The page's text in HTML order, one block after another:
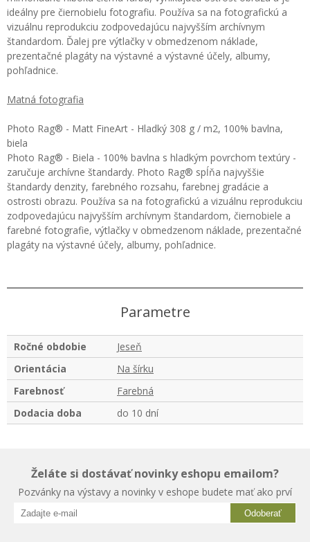
ideálny pre čiernobielu fotografiu. Používa sa na fotografickú a
vizuálnu reprodukciu zodpovedajúcu najvyšším archívnym
štandardom. Ďalej pre výtlačky v obmedzenom náklade,
prezentačné plagáty na výstavné a výstavné účely, albumy,
pohľadnice.
Matná fotografia
Photo Rag® - Matt FineArt - Hladký 308 g / m2, 100% bavlna,
biela
Photo Rag® - Biela - 100% bavlna s hladkým povrchom textúry -
zaručuje archívne štandardy. Photo Rag® spĺňa najvyššie
štandardy denzity, farebného rozsahu, farebnej gradácie a
ostrosti obrazu. Používa sa na fotografickú a vizuálnu reprodukciu
zodpovedajúcu najvyšším archívnym štandardom, čiernobiele a
farebné fotografie, výtlačky v obmedzenom náklade, prezentačné
plagáty na výstavné účely, albumy, pohľadnice.
Parametre
Ročné obdobie
Jeseň
Orientácia
Na šírku
Farebnosť
Farebná
Dodacia doba
do 10 dní
Želáte si dostávať novinky eshopu emailom?
Pozvánky na výstavy a novinky v eshope budete mať ako prví
Odoberať